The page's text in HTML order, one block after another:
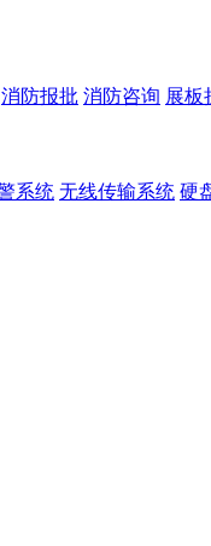
消防报批 消防咨询 展板
系统 无线传输系统 硬